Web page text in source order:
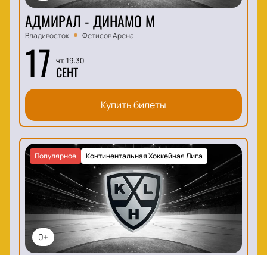
АДМИРАЛ - ДИНАМО М
Владивосток Фетисов Арена
17 чт, 19:30
СЕНТ
Купить билеты
0+
Континентальная Хоккейная Лига
Популярное